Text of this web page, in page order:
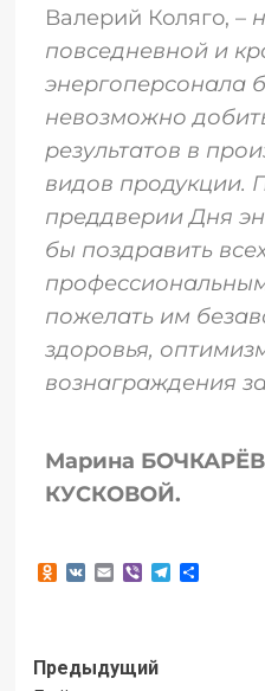
Валерий Коляго, –
повседневной и
энергоперсонала
невозможно
результатов в
видов продукции.
преддверии Дня
бы поздравить
пожелать им
здоровья,
вознаграждения
Марина
КУСКОВОЙ.
Odnoklassniki
VKEmailViberTelegram
Предыдущий